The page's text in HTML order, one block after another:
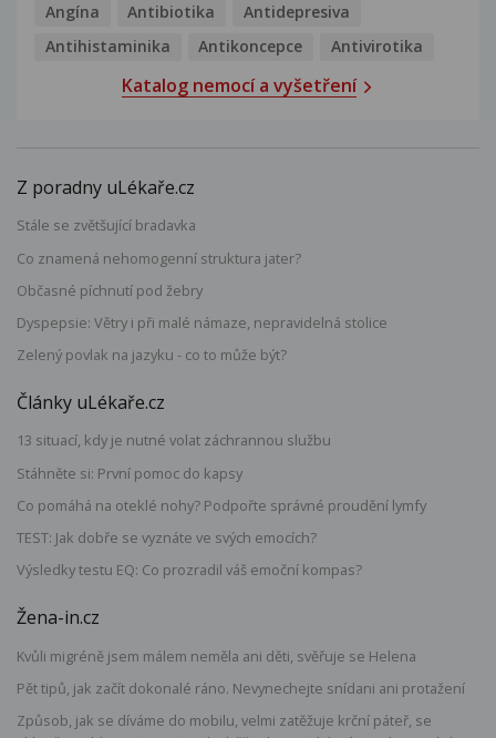
Angína
Antibiotika
Antidepresiva
Antihistaminika
Antikoncepce Antivirotika
Katalog nemocí a vyšetření
Z poradny uLékaře.cz
Stále se zvětšující bradavka
Co znamená nehomogenní struktura jater?
Občasné píchnutí pod žebry
Dyspepsie: Větry i při malé námaze, nepravidelná stolice
Zelený povlak na jazyku - co to může být?
Články uLékaře.cz
13 situací, kdy je nutné volat záchrannou službu
Stáhněte si: První pomoc do kapsy
Co pomáhá na oteklé nohy? Podpořte správné proudění lymfy
TEST: Jak dobře se vyznáte ve svých emocích?
Výsledky testu EQ: Co prozradil váš emoční kompas?
Žena-in.cz
Kvůli migréně jsem málem neměla ani děti, svěřuje se Helena
Pět tipů, jak začít dokonalé ráno. Nevynechejte snídani ani protažení
Způsob, jak se díváme do mobilu, velmi zatěžuje krční páteř, se